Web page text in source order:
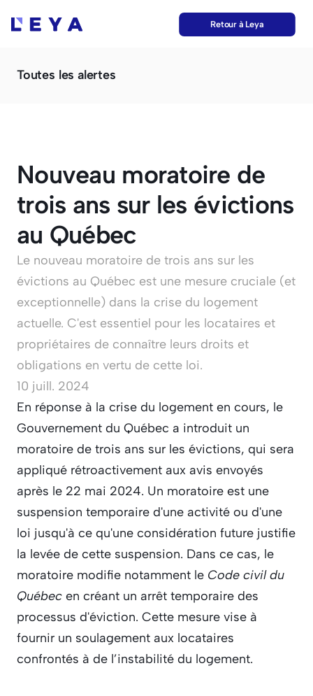
Retour à Leya
Toutes les alertes
Nouveau moratoire de
trois ans sur les évictions
au Québec
Le nouveau moratoire de trois ans sur les
évictions au Québec est une mesure cruciale (et
exceptionnelle) dans la crise du logement
actuelle. C'est essentiel pour les locataires et
propriétaires de connaître leurs droits et
obligations en vertu de cette loi.
10 juill. 2024
En réponse à la crise du logement en cours, le
Gouvernement du Québec a introduit un
moratoire de trois ans sur les évictions, qui sera
appliqué rétroactivement aux avis envoyés
après le 22 mai 2024. Un moratoire est une
suspension temporaire d'une activité ou d'une
loi jusqu'à ce qu'une considération future justifie
la levée de cette suspension. Dans ce cas, le
moratoire modifie notamment le Code civil du
Québec en créant un arrêt temporaire des
processus d'éviction. Cette mesure vise à
fournir un soulagement aux locataires
confrontés à de l’instabilité du logement.